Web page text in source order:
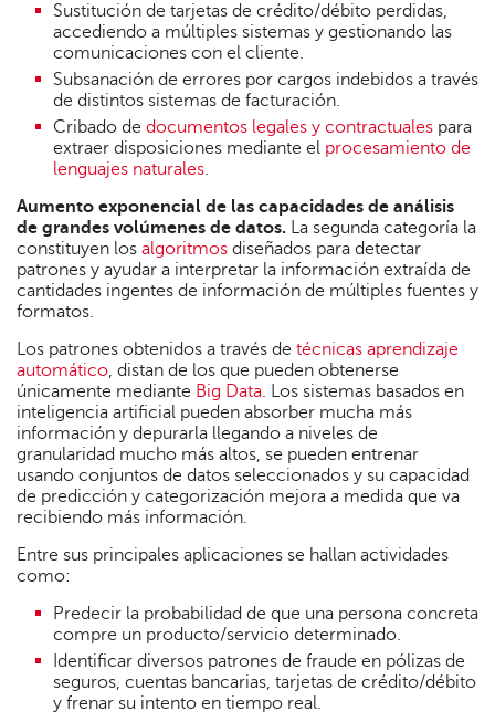
Sustitución de tarjetas de crédito/débito perdidas,
accediendo a múltiples sistemas y gestionando las
comunicaciones con el cliente.
Subsanación de errores por cargos indebidos a través
de distintos sistemas de facturación.
Cribado de documentos legales y contractuales para
extraer disposiciones mediante el procesamiento de
lenguajes naturales.
Aumento exponencial de las capacidades de análisis
de grandes volúmenes de datos. La segunda categoría la
constituyen los algoritmos diseñados para detectar
patrones y ayudar a interpretar la información extraída de
cantidades ingentes de información de múltiples fuentes y
formatos.
Los patrones obtenidos a través de técnicas aprendizaje
automático, distan de los que pueden obtenerse
únicamente mediante Big Data. Los sistemas basados en
inteligencia artificial pueden absorber mucha más
información y depurarla llegando a niveles de
granularidad mucho más altos, se pueden entrenar
usando conjuntos de datos seleccionados y su capacidad
de predicción y categorización mejora a medida que va
recibiendo más información.
Entre sus principales aplicaciones se hallan actividades
como:
Predecir la probabilidad de que una persona concreta
compre un producto/servicio determinado.
Identificar diversos patrones de fraude en pólizas de
seguros, cuentas bancarias, tarjetas de crédito/débito
y frenar su intento en tiempo real.